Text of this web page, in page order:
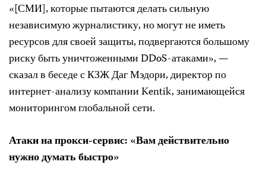
«[СМИ], которые пытаются делать сильную
независимую журналистику, но могут не иметь
ресурсов для своей защиты, подвергаются большому
риску быть уничтоженными DDoS-атаками», —
сказал в беседе с КЗЖ Даг Мэдори, директор по
интернет-анализу компании Kentik, занимающейся
мониторингом глобальной сети.
Атаки на прокси-сервис: «Вам действительно
нужно думать быстро»